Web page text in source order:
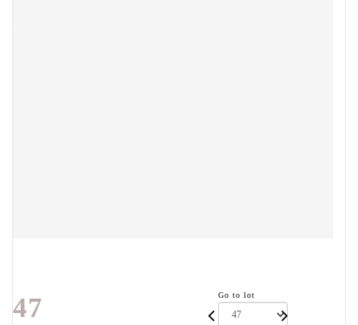
47 Go to lot